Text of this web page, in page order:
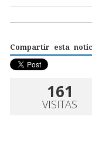
Compartir esta
161
VISITAS